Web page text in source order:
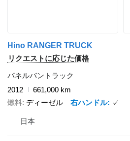
Hino RANGER TRUCK
リクエストに応じた価格
パネルバントラック
2012
661,000 km
燃料 ディーゼル 右ハンドル ✓
日本